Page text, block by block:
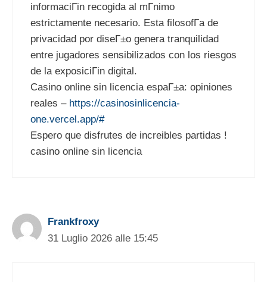
informaciГіn recogida al mГ­nimo
estrictamente necesario. Esta filosofГ­a de
privacidad por diseГ±o genera tranquilidad
entre jugadores sensibilizados con los riesgos
de la exposiciГіn digital.
Casino online sin licencia espaГ±a: opiniones
reales – https://casinosinlicencia-
one.vercel.app/#
Espero que disfrutes de increibles partidas !
casino online sin licencia
Frankfroxy
31 Luglio 2026 alle 15:45